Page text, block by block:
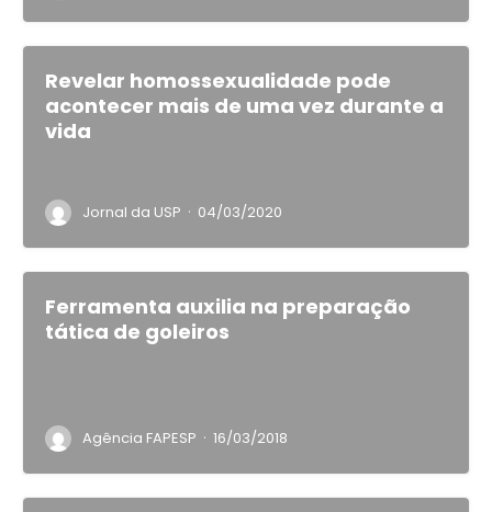
Revelar homossexualidade pode
acontecer mais de uma vez durante a
vida
Jornal da USP · 04/03/2020
Ferramenta auxilia na preparação
tática de goleiros
Agência FAPESP · 16/03/2018